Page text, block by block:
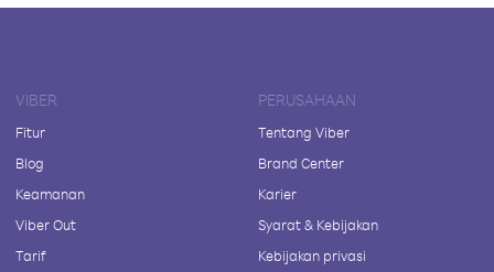
VIBER
Fitur
Blog
Keamanan
Viber Out
Tarif
PERUSAHAAN
Tentang Viber
Brand Center
Karier
Syarat & Kebijakan
Kebijakan privasi